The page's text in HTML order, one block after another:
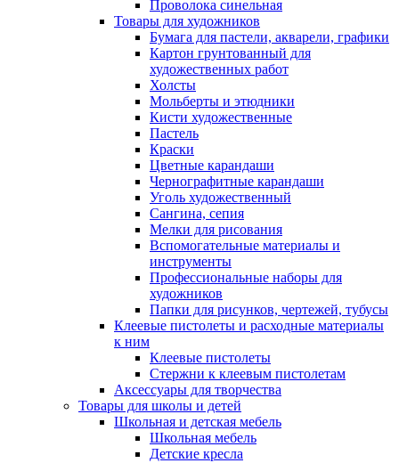
Проволока синельная
Товары для художников
Бумага для пастели, акварели, графики
Картон грунтованный для
художественных работ
Холсты
Мольберты и этюдники
Кисти художественные
Пастель
Краски
Цветные карандаши
Чернографитные карандаши
Уголь художественный
Сангина, сепия
Мелки для рисования
Вспомогательные материалы и
инструменты
Профессиональные наборы для
художников
Папки для рисунков, чертежей, тубусы
Клеевые пистолеты и расходные материалы
к ним
Клеевые пистолеты
Стержни к клеевым пистолетам
Аксессуары для творчества
Товары для школы и детей
Школьная и детская мебель
Школьная мебель
Детские кресла